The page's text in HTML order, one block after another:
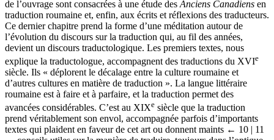
de l’ouvrage sont consacrées à une étude des Anciens Canadiens en
traduction roumaine et, enfin, aux écrits et réflexions des traducteurs.
Ce dernier chapitre prend la forme d’une méditation autour de
l’évolution du discours sur la traduction qui, au fil des années,
devient un discours traductologique. Les premiers textes, nous
explique la traductologue, accompagnent des traductions du XVIe
siècle. Ils « déplorent le décalage entre la culture roumaine et
d’autres cultures en matière de traduction ». La langue littéraire
roumaine est à faire et à parfaire, et la traduction permet des
avancées considérables. C’est au XIXe siècle que la traduction
prend véritablement son envol, accompagnée parfois d’importants
textes qui plaident en faveur de cet art ou donnent maints ← 10 | 11